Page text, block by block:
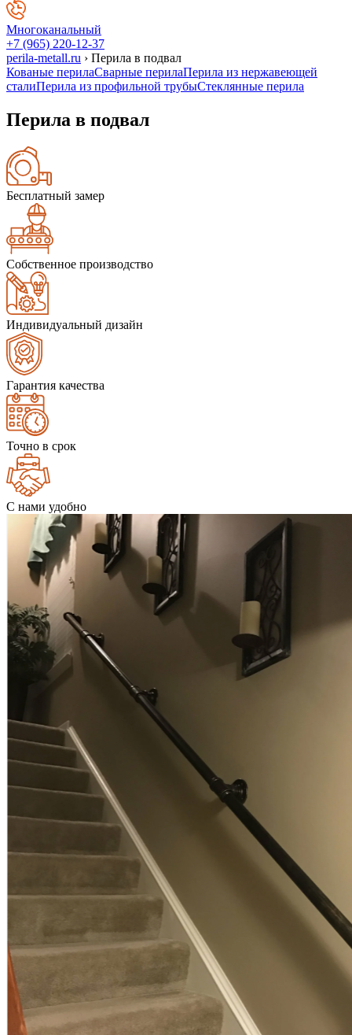
Многоканальный
+7 (965) 220-12-37
perila-metall.ru › Перила в подвал
Кованые перилаСварные перилаПерила из нержавеющей
сталиПерила из профильной трубыСтеклянные перила
Перила в подвал
Бесплатный замер
Собственное производство
Индивидуальный дизайн
Гарантия качества
Точно в срок
С нами удобно